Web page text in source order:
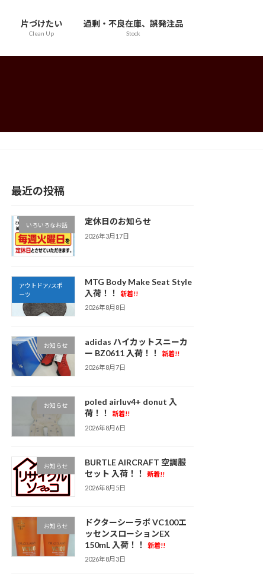
片づけたい
Clean Up
過剰・不良在庫、誤発注品
Stock
最近の投稿
いろいろなお話 定休日のお知らせ
2026年3月17日
アウトドア/スポ
ーツ
MTG Body Make Seat Style
入荷！！
新着!!
2026年8月8日
お知らせ
adidas ハイカットスニーカ
ー BZ0611 入荷！！
新着!!
2026年8月7日
お知らせ
poled airluv4+ donut 入
荷！！
新着!!
2026年8月6日
お知らせ
BURTLE AIRCRAFT 空調服
セット 入荷！！
新着!!
2026年8月5日
お知らせ
ドクターシーラボ VC100エ
ッセンスローションEX
150mL 入荷！！
新着!!
2026年8月3日